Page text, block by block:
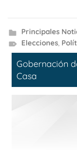
Principales
Elecciones,
Gobernación
Casa